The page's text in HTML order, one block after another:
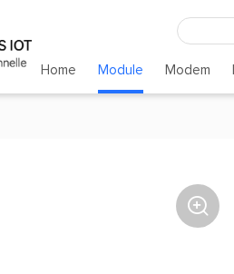
Home Module Modem
